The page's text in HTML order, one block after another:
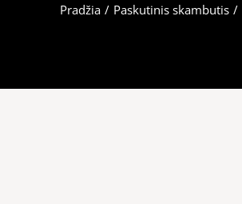
Pradžia / Paskutinis skambutis /